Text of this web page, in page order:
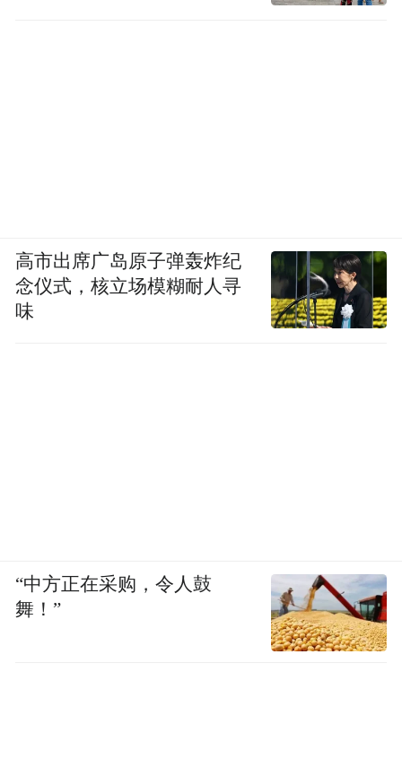
高市出席广岛原子弹轰炸纪
念仪式，核立场模糊耐人寻
味
“中方正在采购，令人鼓
舞！”